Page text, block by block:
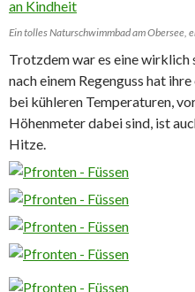
Ein tolles Naturschwimmbad am Obersee,
Trotzdem war es eine wirklich
nach einem Regenguss hat
bei kühleren Temperaturen,
Höhenmeter dabei sind, ist
Hitze.